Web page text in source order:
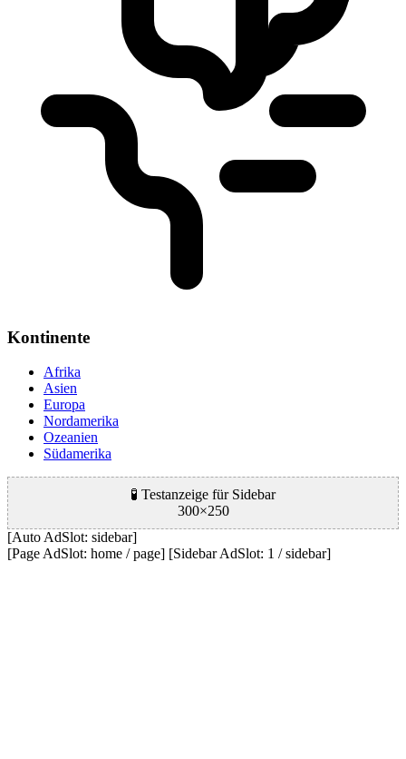
Kontinente
Afrika
Asien
Europa
Nordamerika
Ozeanien
Südamerika
🧪 Testanzeige für Sidebar
300×250
[Auto AdSlot: sidebar]
[Page AdSlot: home / page] [Sidebar AdSlot: 1 / sidebar]